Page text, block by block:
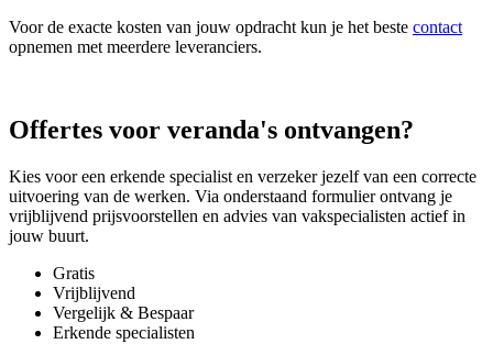
Voor de exacte kosten van jouw opdracht kun je het beste contact
opnemen met meerdere leveranciers.
Offertes voor veranda's ontvangen?
Kies voor een erkende specialist en verzeker jezelf van een correcte
uitvoering van de werken. Via onderstaand formulier ontvang je
vrijblijvend prijsvoorstellen en advies van vakspecialisten actief in
jouw buurt.
Gratis
Vrijblijvend
Vergelijk & Bespaar
Erkende specialisten